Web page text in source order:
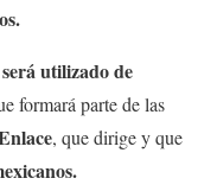
utilizado de
formará parte de las
, que dirige y que